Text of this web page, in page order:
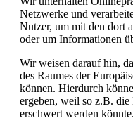
Netzwerke und
Nutzer, um mit den dort
oder um Informationen
Wir weisen darauf hin,
des Raumes der
können. Hierdurch
ergeben, weil so z.B.
erschwert werden könnte.